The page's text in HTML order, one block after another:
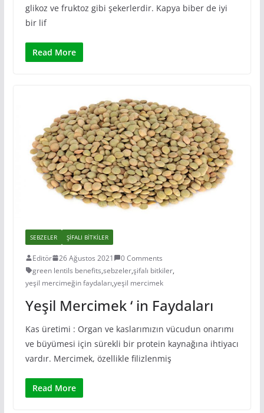
glikoz ve fruktoz gibi şekerlerdir. Kapya biber de iyi
bir lif
Read More
SEBZELER ŞIFALI BITKILER
Editör 26 Ağustos 2021
0 Comments
green lentils benefits,sebzeler,şifalı bitkiler,
yeşil mercimeğin faydaları,yeşil mercimek
Yeşil Mercimek ‘ in Faydaları
Kas üretimi : Organ ve kaslarımızın vücudun onarımı
ve büyümesi için sürekli bir protein kaynağına ihtiyacı
vardır. Mercimek, özellikle filizlenmiş
Read More